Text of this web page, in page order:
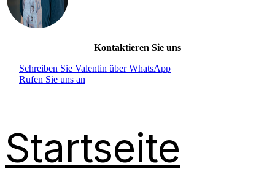
Kontaktieren Sie uns
Schreiben Sie Valentin über WhatsApp
Rufen Sie uns an
Startseite